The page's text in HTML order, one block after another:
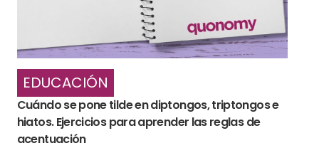
EDUCACIÓN
Cuándo se pone tilde en diptongos, triptongos e
hiatos. Ejercicios para aprender las reglas de
acentuación